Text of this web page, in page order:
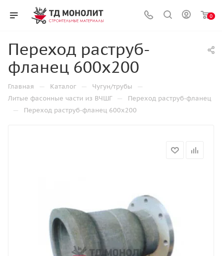
0
Переход раструб-
фланец 600х200
Главная — Каталог — Чугун/трубы —
Литые фасонные части из ВЧШГ — Переход раструб-фланец
— Переход раструб-фланец 600х200